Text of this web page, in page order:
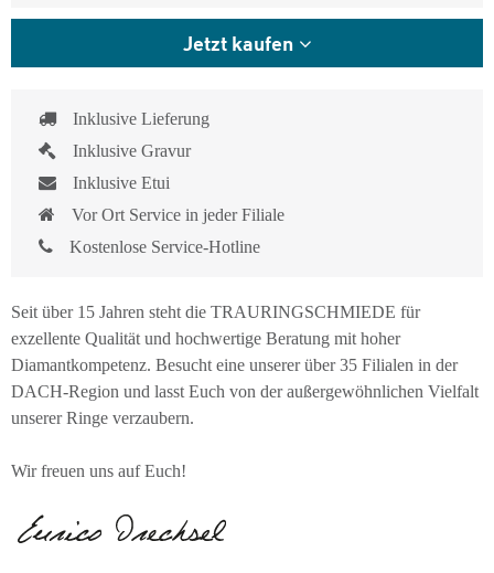
Jetzt kaufen
Inklusive Lieferung
Inklusive Gravur
Inklusive Etui
Vor Ort Service in jeder Filiale
Kostenlose Service-Hotline
Seit über 15 Jahren steht die TRAURINGSCHMIEDE für
exzellente Qualität und hochwertige Beratung mit hoher
Diamantkompetenz. Besucht eine unserer über 35 Filialen in der
DACH-Region und lasst Euch von der außergewöhnlichen Vielfalt
unserer Ringe verzaubern.
Wir freuen uns auf Euch!